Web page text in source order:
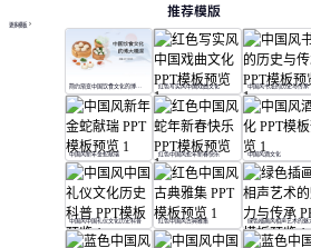
推荐模版
更多模板
简约渐变中国饮食文化的博大精深 红色写实风中国戏曲文化 中国风书法的历史与传承
中国风新年金蛇献瑞 红色中国风蛇年新春快乐 中国风酒文化
中国风中国礼仪文化历史科普 红色中国风古典雅集